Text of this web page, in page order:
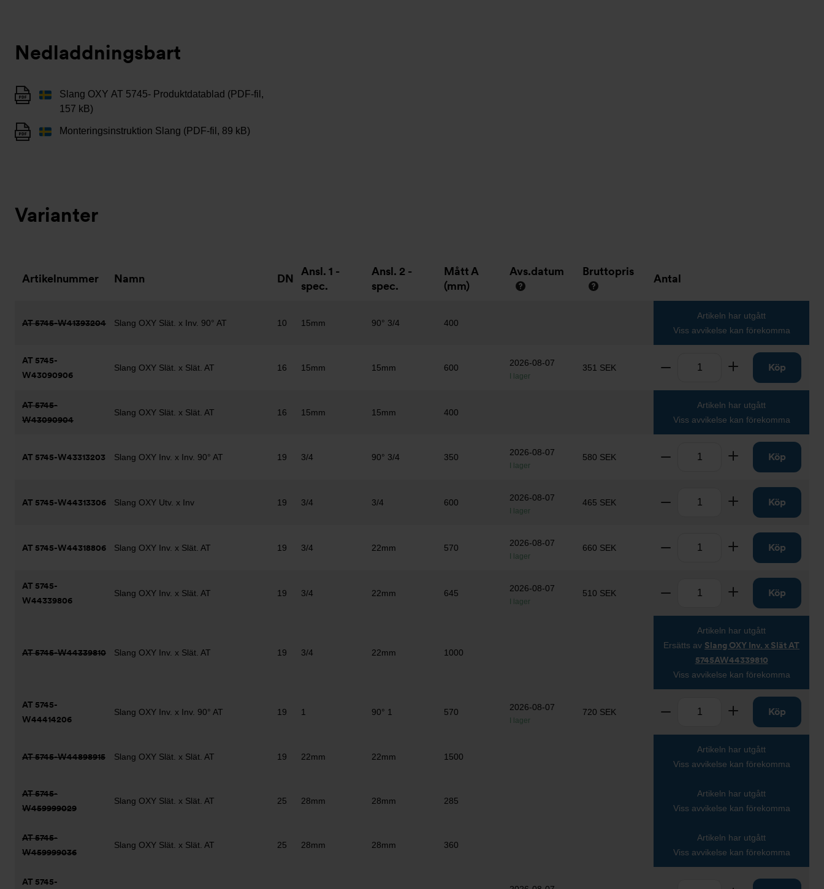
Nedladdningsbart
Slang OXY AT 5745- Produktdatablad (PDF-fil,
157 kB)
Monteringsinstruktion Slang (PDF-fil, 89 kB)
Varianter
Artikelnummer Namn DN
Ansl. 1 -
spec.
Ansl. 2 -
spec.
Mått A
(mm)
Avs.datum Bruttopris
Antal
AT 5745-W41393204 Slang OXY Slät. x Inv. 90° AT 10 15mm 90° 3/4 400
Artikeln har utgått
Viss avvikelse kan förekomma
AT 5745-
W43090906
Slang OXY Slät. x Slät. AT 16 15mm 15mm 600 2026-08-07
I lager
351 SEK Ta bort Lägg tillKöp
AT 5745-
W43090904
Slang OXY Slät. x Slät. AT 16 15mm 15mm 400
Artikeln har utgått
Viss avvikelse kan förekomma
AT 5745-W43313203 Slang OXY Inv. x Inv. 90° AT 19 3/4 90° 3/4 350 2026-08-07
I lager
580 SEK Ta bort Lägg tillKöp
AT 5745-W44313306 Slang OXY Utv. x Inv 19 3/4 3/4 600 2026-08-07
I lager
465 SEK Ta bort Lägg tillKöp
AT 5745-W44318806 Slang OXY Inv. x Slät. AT 19 3/4 22mm 570 2026-08-07
I lager
660 SEK Ta bort Lägg tillKöp
AT 5745-
W44339806
Slang OXY Inv. x Slät. AT 19 3/4 22mm 645 2026-08-07
I lager
510 SEK Ta bort Lägg tillKöp
AT 5745-W44339810 Slang OXY Inv. x Slät. AT 19 3/4 22mm 1000
Artikeln har utgått
Ersätts av Slang OXY Inv. x Slät AT
5745AW44339810
Viss avvikelse kan förekomma
AT 5745-
W44414206
Slang OXY Inv. x Inv. 90° AT 19 1 90° 1 570 2026-08-07
I lager
720 SEK Ta bort Lägg tillKöp
AT 5745-W44898915 Slang OXY Slät. x Slät. AT 19 22mm 22mm 1500
Artikeln har utgått
Viss avvikelse kan förekomma
AT 5745-
W459999029
Slang OXY Slät. x Slät. AT 25 28mm 28mm 285
Artikeln har utgått
Viss avvikelse kan förekomma
AT 5745-
W459999036
Slang OXY Slät. x Slät. AT 25 28mm 28mm 360
Artikeln har utgått
Viss avvikelse kan förekomma
AT 5745-